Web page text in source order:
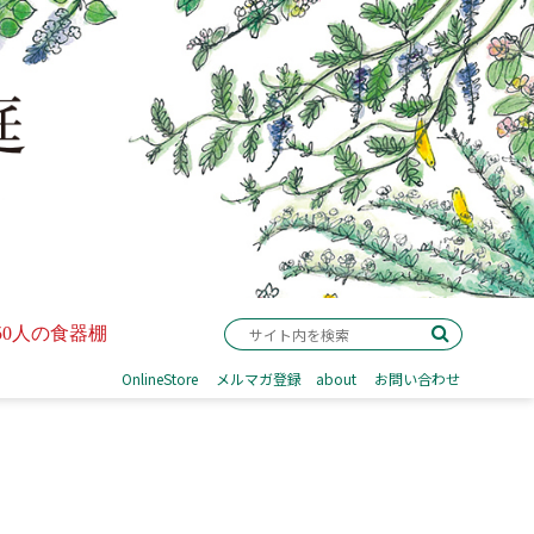
人の食器棚
OnlineStore メルマガ登録 about お問い合わせ